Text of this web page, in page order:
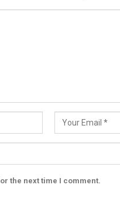
the next time I comment.